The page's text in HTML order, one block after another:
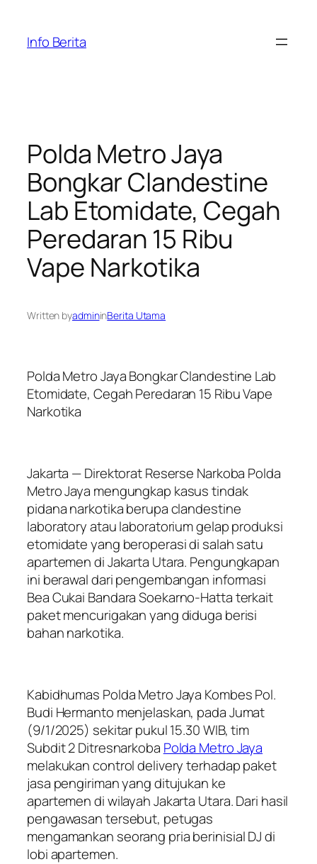
content
Info Berita
Polda Metro Jaya
Bongkar Clandestine
Lab Etomidate, Cegah
Peredaran 15 Ribu
Vape Narkotika
Written byadmininBerita Utama
Polda Metro Jaya Bongkar Clandestine Lab
Etomidate, Cegah Peredaran 15 Ribu Vape
Narkotika
Jakarta — Direktorat Reserse Narkoba Polda
Metro Jaya mengungkap kasus tindak
pidana narkotika berupa clandestine
laboratory atau laboratorium gelap produksi
etomidate yang beroperasi di salah satu
apartemen di Jakarta Utara. Pengungkapan
ini berawal dari pengembangan informasi
Bea Cukai Bandara Soekarno-Hatta terkait
paket mencurigakan yang diduga berisi
bahan narkotika.
Kabidhumas Polda Metro Jaya Kombes Pol.
Budi Hermanto menjelaskan, pada Jumat
(9/1/2025) sekitar pukul 15.30 WIB, tim
Subdit 2 Ditresnarkoba Polda Metro Jaya
melakukan control delivery terhadap paket
jasa pengiriman yang ditujukan ke
apartemen di wilayah Jakarta Utara. Dari hasil
pengawasan tersebut, petugas
mengamankan seorang pria berinisial DJ di
lobi apartemen.